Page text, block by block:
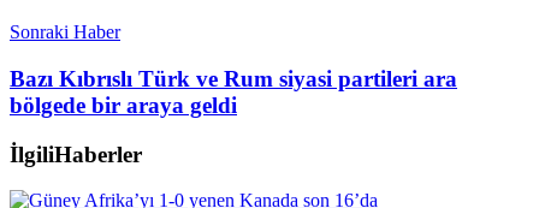
Sonraki Haber
Bazı Kıbrıslı Türk ve Rum siyasi partileri ara
bölgede bir araya geldi
İlgiliHaberler